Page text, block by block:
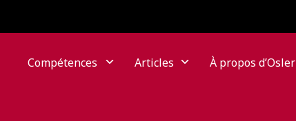
Compétences Articles À propos d’Osler